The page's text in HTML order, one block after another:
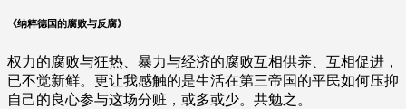
《纳粹德国的腐败与反腐》
权力的腐败与狂热、暴力与经济的腐败互相供养、互相促进，
已不觉新鲜。更让我感触的是生活在第三帝国的平民如何压抑
自己的良心参与这场分赃，或多或少。共勉之。